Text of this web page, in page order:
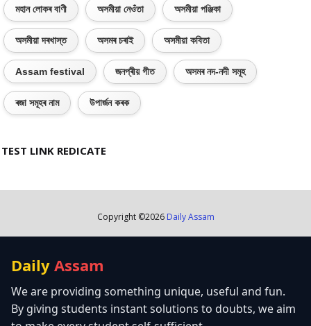
মহান লোকৰ বাণী অসমীয়া নেওঁতা অসমীয়া পঞ্জিকা
অসমীয়া দৰখাস্ত অসমৰ চৰাই অসমীয়া কবিতা
Assam festival জনপ্ৰীয় গীত অসমৰ নদ-নদী সমূহ
ৰজা সমূহৰ নাম উপাৰ্জন কৰক
TEST LINK REDICATE
Copyright ©2026 Daily Assam
Daily Assam
We are providing something unique, useful and fun.
By giving students instant solutions to doubts, we aim